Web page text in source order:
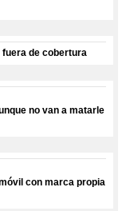
fuera de cobertura
no van a matarle
con marca propia